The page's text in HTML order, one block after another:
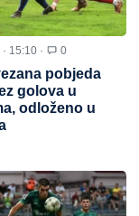
15:10 · 0
pobjeda
golova u
odloženo u